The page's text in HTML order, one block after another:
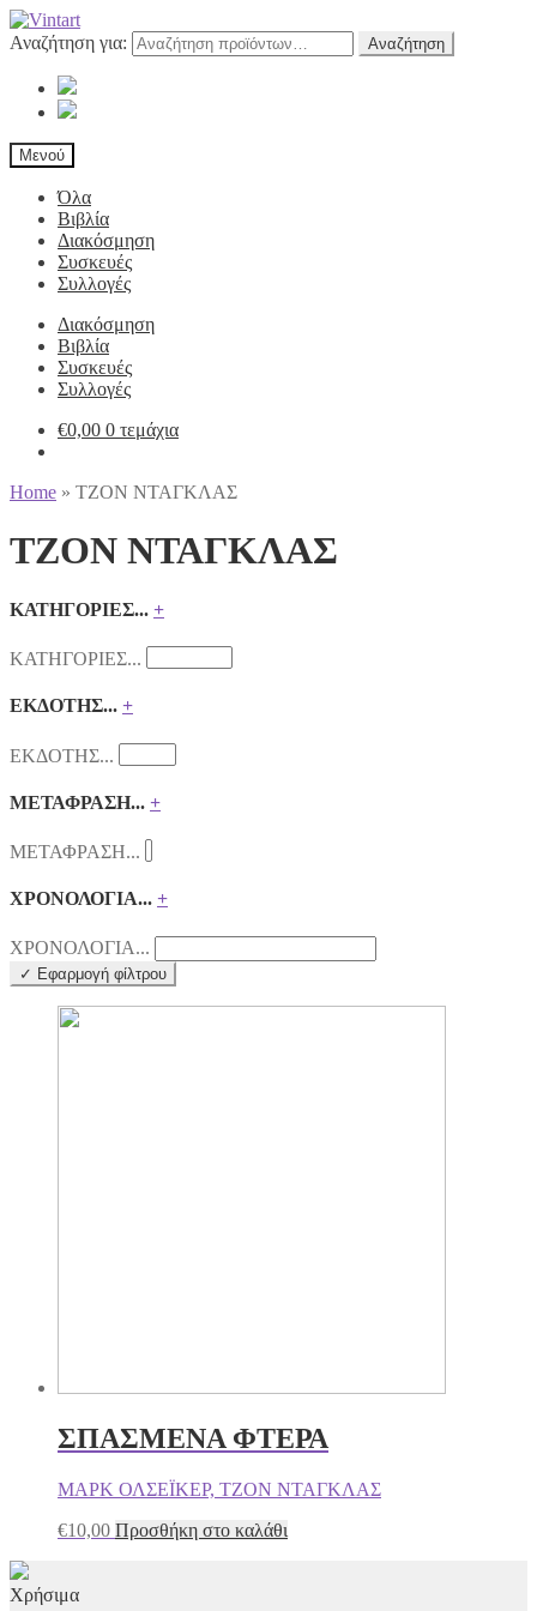
Αναζήτηση για: Αναζήτηση
Μενού
Όλα
Βιβλία
Διακόσμηση
Συσκευές
Συλλογές
Διακόσμηση
Βιβλία
Συσκευές
Συλλογές
€0,00 0 τεμάχια
Home » ΤΖΟΝ ΝΤΑΓΚΛΑΣ
ΤΖΟΝ ΝΤΑΓΚΛΑΣ
ΚΑΤΗΓΟΡΙΕΣ... +
ΚΑΤΗΓΟΡΙΕΣ...
ΕΚΔΟΤΗΣ... +
ΕΚΔΟΤΗΣ...
ΜΕΤΑΦΡΑΣΗ... +
ΜΕΤΑΦΡΑΣΗ...
ΧΡΟΝΟΛΟΓΙΑ... +
ΧΡΟΝΟΛΟΓΙΑ...
✓ Εφαρμογή φίλτρου
ΣΠΑΣΜΕΝΑ ΦΤΕΡΑ
ΜΑΡΚ ΟΛΣΕΪΚΕΡ, ΤΖΟΝ ΝΤΑΓΚΛΑΣ
€10,00 Προσθήκη στο καλάθι
Χρήσιμα